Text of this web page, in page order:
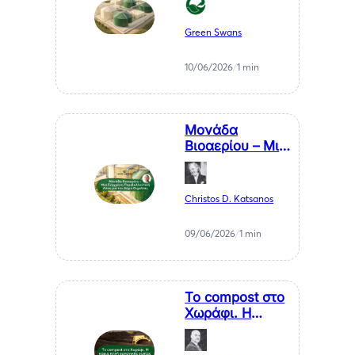
αγροτικών
υπολειμμάτων
— ΒΙΠΕ
Green Swans
10/06/2026/1 min
Μονάδα
Βιοαερίου – Μια
Σύγχρονη
Περιβαλλοντική
Λύση για τον
Αθανάσιος
Σαββάκης
Christos D. Katsanos
09/06/2026/1 min
Το compost στο
Χωράφι. Η
κύρια πηγή
οργανικής